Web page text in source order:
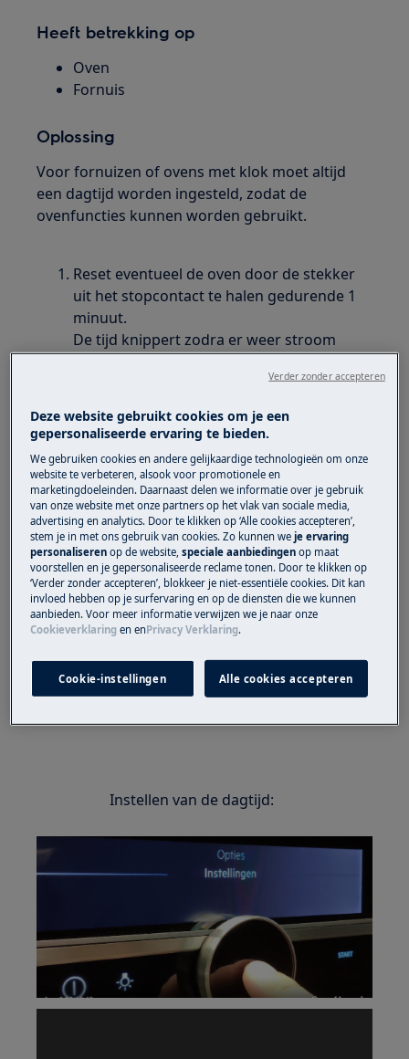
Heeft betrekking op
Oven
Fornuis
Oplossing
Voor fornuizen of ovens met klok moet altijd
een dagtijd worden ingesteld, zodat de
ovenfuncties kunnen worden gebruikt.
Reset eventueel de oven door de stekker
uit het stopcontact te halen gedurende 1
minuut.
De tijd knippert zodra er weer stroom
Dit geldt voor een stroomstoring, een
keer opstarten.
Stel de tijd in zoals beschreven in de
gebruiksaanwijzing. Klik rechts bovenaan
dit artikel op "Vind de
gebruikershandleiding".
Of kies hieronder het bedieningspaneel
dat overeenkomt met het paneel van jouw
oven en volg de richtlijnen.
draaiknopbediening.
Instellen van de dagtijd:
Deze website gebruikt cookies om je een
gepersonaliseerde ervaring te bieden.
We gebruiken cookies en andere gelijkaardige technologieën om onze
website te verbeteren, alsook voor promotionele en
marketingdoeleinden. Daarnaast delen we informatie over je gebruik
van onze website met onze partners op het vlak van sociale media,
advertising en analytics. Door te klikken op ‘Alle cookies accepteren’,
stem je in met ons gebruik van cookies. Zo kunnen weje ervaring
personaliseren op de website,speciale aanbiedingen op maat
voorstellen en je gepersonaliseerde reclame tonen. Door te klikken op
‘Verder zonder accepteren’, blokkeer je niet-essentiële cookies. Dit kan
invloed hebben op je surfervaring en op de diensten die we kunnen
aanbieden. Voor meer informatie verwijzen we je naar onze
Cookieverklaring enenPrivacy Verklaring.
Cookie-instellingen Alle cookies accepteren
Verder zonder accepteren